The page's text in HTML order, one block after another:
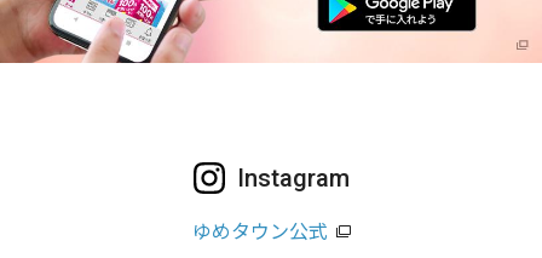
Instagram
ゆめタウン公式